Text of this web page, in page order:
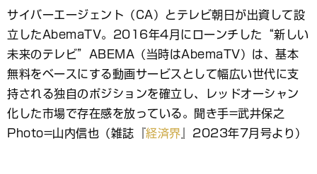
ブ
ッ
ク
マ
ー
ク
サイバーエージェント（CA）とテレビ朝日が出資して設
立したAbemaTV。2016年4月にローンチした“新しい
未来のテレビ”ABEMA（当時はAbemaTV）は、基本
無料をベースにする動画サービスとして幅広い世代に支
持される独自のポジションを確立し、レッドオーシャン
化した市場で存在感を放っている。聞き手=武井保之
Photo=山内信也（雑誌『 経済界 』2023年7月号より）